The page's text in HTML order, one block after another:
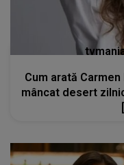
Cum arată
mâncat desert